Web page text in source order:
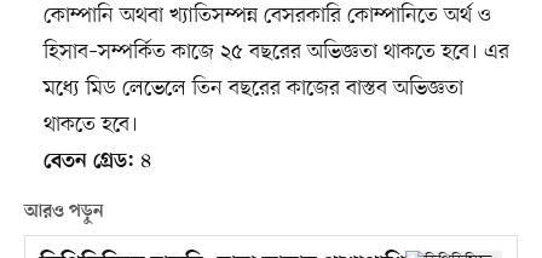
কোম্পানি অথবা খ্যাতিসম্পন্ন বেসরকারি কোম্পানিতে অর্থ ও
হিসাব–সম্পর্কিত কাজে ২৫ বছরের অভিজ্ঞতা থাকতে হবে। এর
মধ্যে মিড লেভেলে তিন বছরের কাজের বাস্তব অভিজ্ঞতা
থাকতে হবে।
বেতন গ্রেড: ৪
আরও পড়ুন